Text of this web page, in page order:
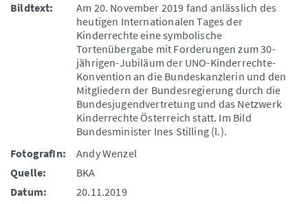
Bildtext:
Am 20. November 2019 fand anlässlich des
heutigen Internationalen Tages der
Kinderrechte eine symbolische
Tortenübergabe mit Forderungen zum 30-
jährigen-Jubiläum der UNO-Kinderrechte-
Konvention an die Bundeskanzlerin und den
Mitgliedern der Bundesregierung durch die
Bundesjugendvertretung und das Netzwerk
Kinderrechte Österreich statt. Im Bild
Bundesminister Ines Stilling (l.).
FotografIn:
Andy Wenzel
Quelle:
BKA
Datum:
20.11.2019